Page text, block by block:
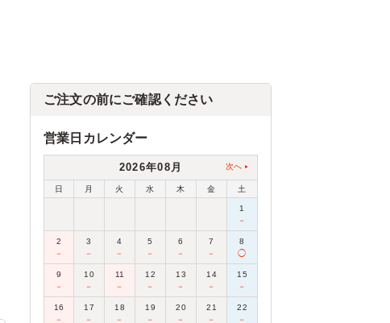
ご注文の前にご確認ください
営業日カレンダー
2026年08月 次へ
日 月 火 水 木 金 土
1
－
2
－
3
－
4
－
5
－
6
－
7
－
8
◯
9
－
10
－
11
－
12
－
13
－
14
－
15
－
16
－
17
－
18
－
19
－
20
－
21
－
22
－